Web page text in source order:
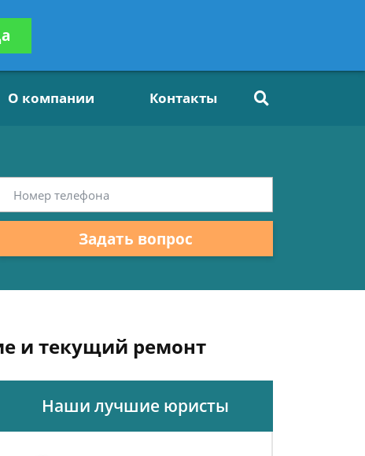
О компании Контакты
Задать вопрос
и текущий ремонт
Наши лучшие юристы